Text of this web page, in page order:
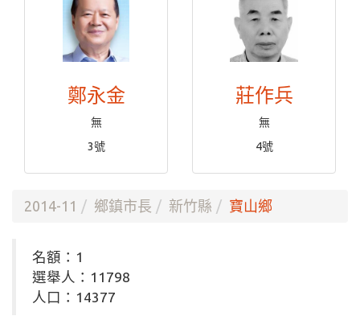
鄭永金
無
3號
莊作兵
無
4號
2014-11 鄉鎮市長 新竹縣 寶山鄉
名額：1
選舉人：11798
人口：14377